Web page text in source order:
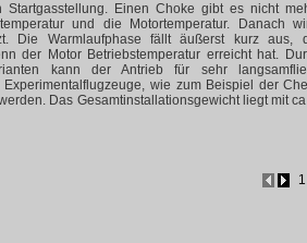
Startgasstellung. Einen Choke gibt es nicht
und die Motortemperatur. Danach
Die Warmlaufphase fällt äußerst kurz aus,
der Motor Betriebstemperatur erreicht hat.
kann der Antrieb für sehr
wie zum Beispiel der
Das Gesamtinstallationsgewicht liegt mit
1